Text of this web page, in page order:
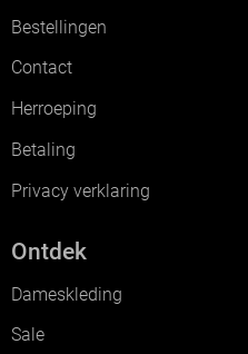
Bestellingen
Contact
Herroeping
Betaling
Privacy verklaring
Ontdek
Dameskleding
Sale